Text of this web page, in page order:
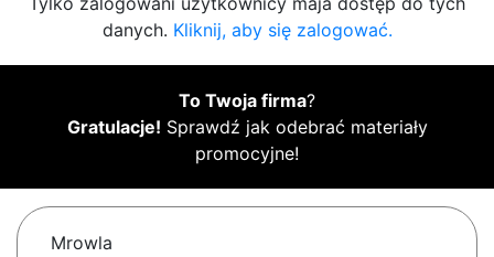
danych. Kliknij, aby się zalogować.
To Twoja firma?
Gratulacje! Sprawdź jak odebrać materiały
promocyjne!
Mrowla